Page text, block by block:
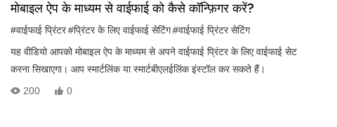
मोबाइल ऐप के माध्यम से वाईफाई को कैसे कॉन्फ़िगर करें?
#वाईफाई प्रिंटर#प्रिंटर के लिए वाईफाई सेटिंग#वाईफाई प्रिंटर सेटिंग
यह वीडियो आपको मोबाइल ऐप के माध्यम से अपने वाईफाई प्रिंटर के लिए वाईफाई सेट
करना सिखाएगा। आप स्मार्टलिंक या स्मार्टबीएलईलिंक इंस्टॉल कर सकते हैं।
200
0